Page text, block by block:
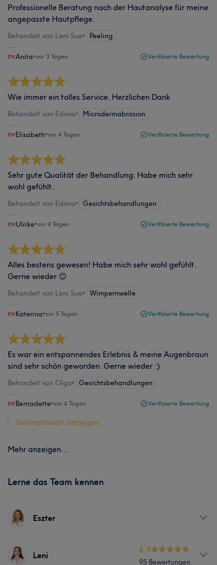
Professionelle Beratung nach der Hautanalyse für meine
angepasste Hautpflege.
Behandelt von Leni Sue• Peeling
Anita•vor 3 Tagen Verifizierte Bewertung
Wie immer ein tolles Service. Herzlichen Dank
Behandelt von Edona• Microdermabrasion
Elisabeth•vor 4 Tagen Verifizierte Bewertung
Sehr gute Qualität der Behandlung. Habe mich sehr
wohl gefühlt.
Behandelt von Edona• Gesichtsbehandlungen
Ulrike•vor 4 Tagen Verifizierte Bewertung
Alles bestens gewesen! Habe mich sehr wohl gefühlt.
Gerne wieder 😊
Behandelt von Leni Sue• Wimpernwelle
Katerina•vor 5 Tagen Verifizierte Bewertung
Es war ein entspannendes Erlebnis & meine Augenbraun
sind sehr schön geworden. Gerne wieder :)
Behandelt von Olga• Gesichtsbehandlungen
Bernadette•vor 6 Tagen Verifizierte Bewertung
Salonantwort anzeigen
Mehr anzeigen...
Lerne das Team kennen
Eszter
Services
Leni
4.9
95 Bewertungen